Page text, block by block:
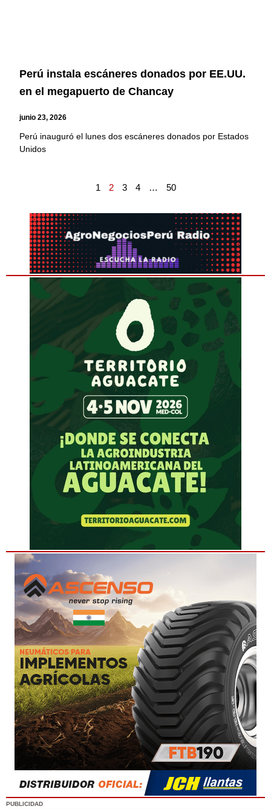
Perú instala escáneres donados por EE.UU.
en el megapuerto de Chancay
junio 23, 2026
Perú inauguró el lunes dos escáneres donados por Estados
Unidos
1 2 3 4 … 50
PUBLICIDAD